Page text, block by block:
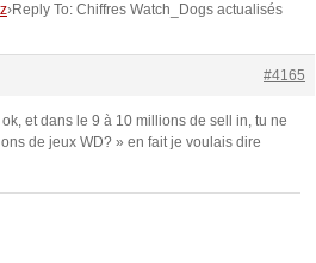
›Reply To: Chiffres Watch_Dogs actualisés
#4165
et dans le 9 à 10 millions de sell in, tu ne
de jeux WD? » en fait je voulais dire